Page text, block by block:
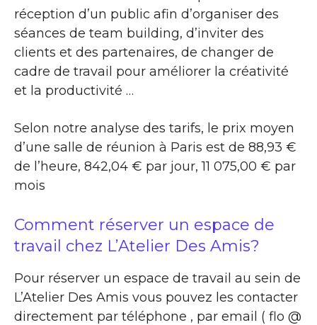
réception d’un public afin d’organiser des
séances de team building, d’inviter des
clients et des partenaires, de changer de
cadre de travail pour améliorer la créativité
et la productivité …
Selon notre analyse des tarifs, le prix moyen
d’une salle de réunion à Paris est de 88,93 €
de l’heure, 842,04 € par jour, 11 075,00 € par
mois
Comment réserver un espace de
travail chez L’Atelier Des Amis?
Pour réserver un espace de travail au sein de
L’Atelier Des Amis vous pouvez les contacter
directement par téléphone , par email ( flo @